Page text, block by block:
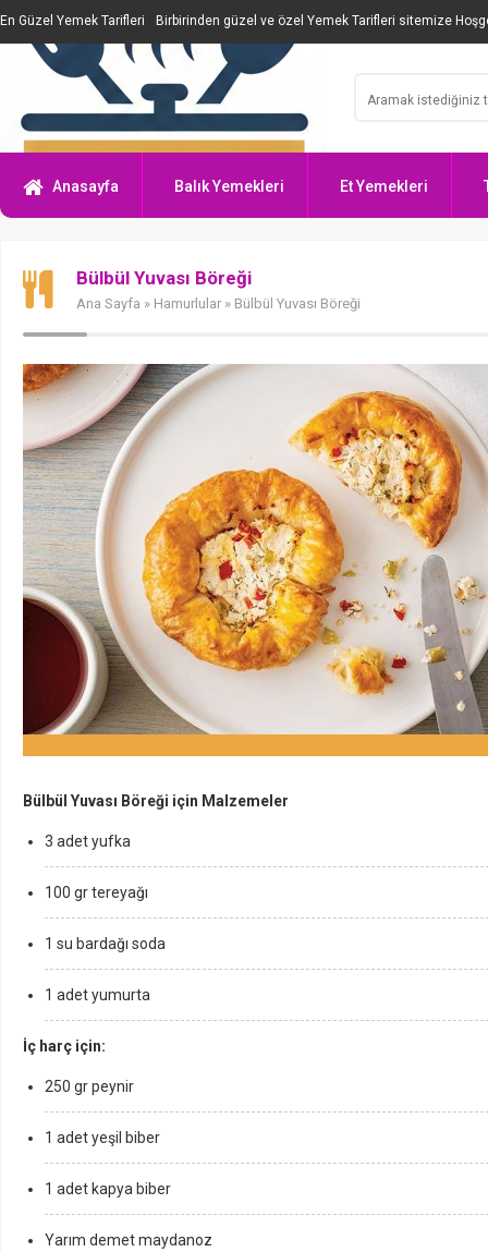
En Güzel Yemek Tarifleri Birbirinden güzel ve özel Yemek Tarifleri sitemize
Anasayfa Balık Yemekleri Et Yemekleri
Bülbül Yuvası Böreği
Ana Sayfa » Hamurlular » Bülbül Yuvası Böreği
Bülbül Yuvası Böreği için Malzemeler
3 adet yufka
100 gr tereyağı
1 su bardağı soda
1 adet yumurta
İç harç için:
250 gr peynir
1 adet yeşil biber
1 adet kapya biber
Yarım demet maydanoz